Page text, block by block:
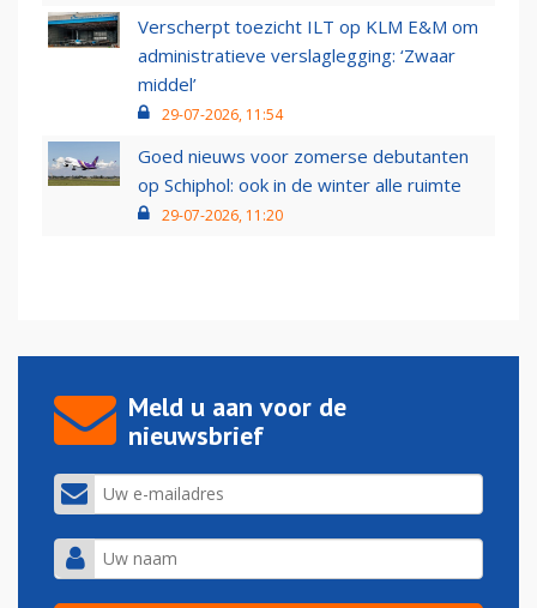
Verscherpt toezicht ILT op KLM E&M om
administratieve verslaglegging: ‘Zwaar
middel’
29-07-2026, 11:54
Goed nieuws voor zomerse debutanten
op Schiphol: ook in de winter alle ruimte
29-07-2026, 11:20
Meld u aan voor de
nieuwsbrief